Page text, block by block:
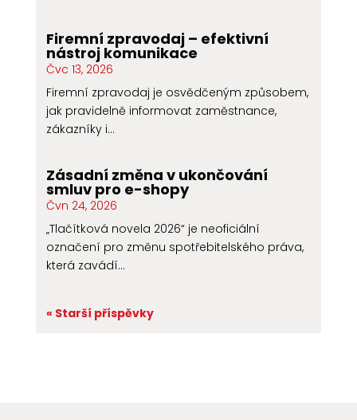
Firemní zpravodaj – efektivní
nástroj komunikace
Čvc 13, 2026
Firemní zpravodaj je osvědčeným způsobem,
jak pravidelně informovat zaměstnance,
zákazníky i...
Zásadní změna v ukončování
smluv pro e-shopy
Čvn 24, 2026
„Tlačítková novela 2026“ je neoficiální
označení pro změnu spotřebitelského práva,
která zavádí...
« Starší příspěvky